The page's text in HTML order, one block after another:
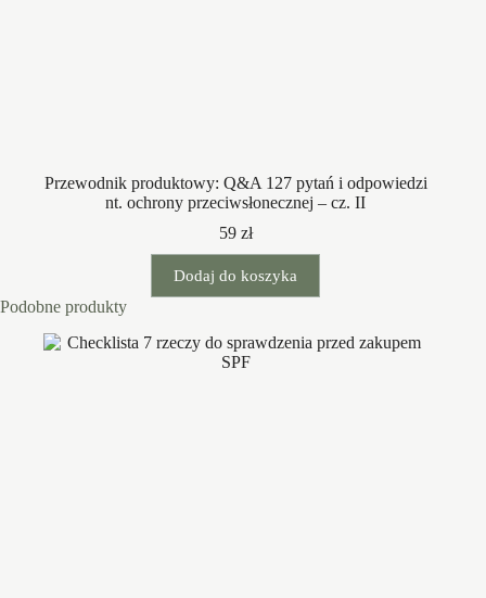
Przewodnik produktowy: Q&A 127 pytań i odpowiedzi
nt. ochrony przeciwsłonecznej – cz. II
59 zł
Dodaj do koszyka
Podobne produkty